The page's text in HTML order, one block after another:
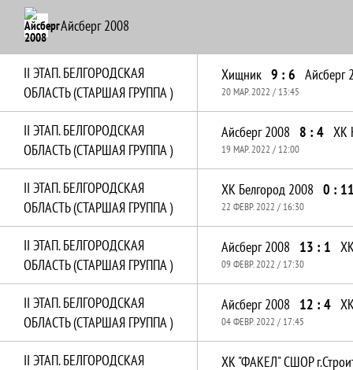
Айсберг 2008
II ЭТАП. БЕЛГОРОДСКАЯ
ОБЛАСТЬ (СТАРШАЯ ГРУППА )
Хищник 9 : 6 Айсберг
20 МАР. 2022 / 13:45
II ЭТАП. БЕЛГОРОДСКАЯ
ОБЛАСТЬ (СТАРШАЯ ГРУППА )
Айсберг 2008 8 : 4 ХК
19 МАР. 2022 / 12:00
II ЭТАП. БЕЛГОРОДСКАЯ
ОБЛАСТЬ (СТАРШАЯ ГРУППА )
ХК Белгород 2008 0 :
22 ФЕВР. 2022 / 16:30
II ЭТАП. БЕЛГОРОДСКАЯ
ОБЛАСТЬ (СТАРШАЯ ГРУППА )
Айсберг 2008 13 : 1
09 ФЕВР. 2022 / 17:30
II ЭТАП. БЕЛГОРОДСКАЯ
ОБЛАСТЬ (СТАРШАЯ ГРУППА )
Айсберг 2008 12 : 4
04 ФЕВР. 2022 / 17:45
II ЭТАП. БЕЛГОРОДСКАЯ